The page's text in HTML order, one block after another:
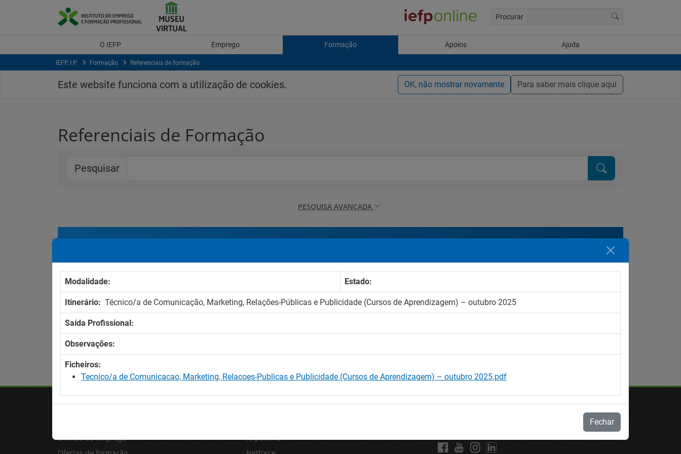
Procurar
O IEFP Emprego Formação Apoios Ajuda
IEFP, I.P. Formação Referenciais de formação
Este website funciona com a utilização de cookies. OK, não mostrar novamente Para saber mais clique aqui
Referenciais de Formação
Pesquisar
PESQUISA AVANÇADA
Resultados por página:
Modalidade: Estado:
Itinerário: Técnico/a de Comunicação, Marketing, Relações-Públicas e Publicidade (Cursos de Aprendizagem) – outubro 2025
Saída Profissional:
Observações:
Ficheiros:
Tecnico/a de Comunicacao, Marketing, Relacoes-Publicas e Publicidade (Cursos de Aprendizagem) – outubro 2025.pdf
Fechar
Ofertas de emprego
Iefponline